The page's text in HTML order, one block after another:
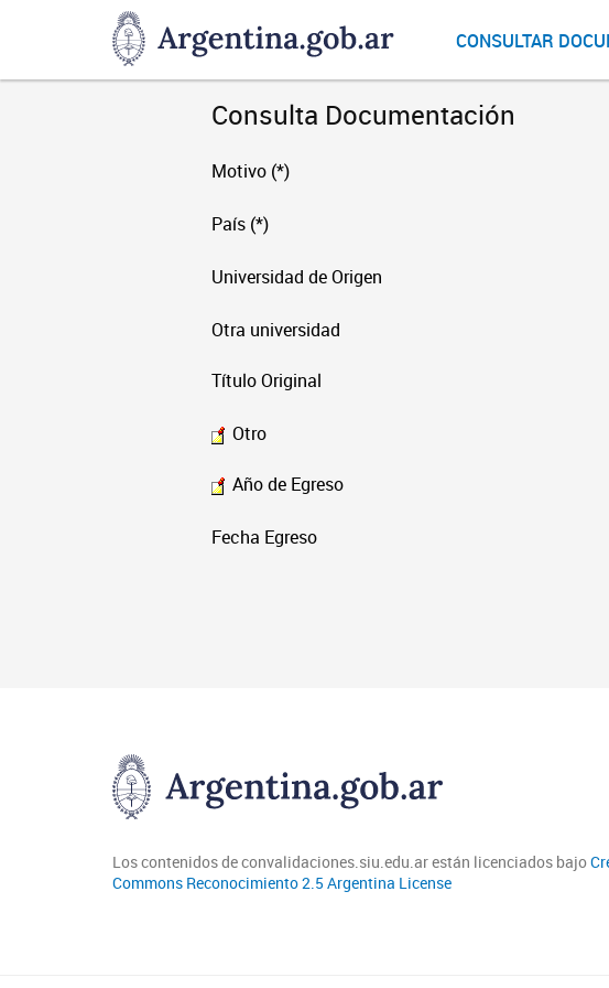
DNGU
Dirección
Nacional
CONSULTAR
Consulta Documentación
Motivo (*)
País (*)
Universidad de Origen
Otra universidad
Título Original
Otro
Año de Egreso
Fecha Egreso
Los contenidos de convalidaciones.siu.edu.ar están licenciados bajo
Commons Reconocimiento 2.5 Argentina License